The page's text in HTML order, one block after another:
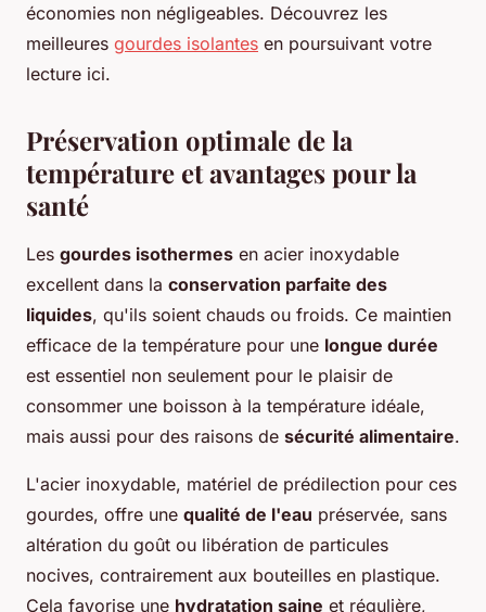
économies non négligeables. Découvrez les
meilleures gourdes isolantes en poursuivant votre
lecture ici.
Préservation optimale de la
température et avantages pour la
santé
Les gourdes isothermes en acier inoxydable
excellent dans la conservation parfaite des
liquides, qu'ils soient chauds ou froids. Ce maintien
efficace de la température pour une longue durée
est essentiel non seulement pour le plaisir de
consommer une boisson à la température idéale,
mais aussi pour des raisons de sécurité alimentaire.
L'acier inoxydable, matériel de prédilection pour ces
gourdes, offre une qualité de l'eau préservée, sans
altération du goût ou libération de particules
nocives, contrairement aux bouteilles en plastique.
Cela favorise une hydratation saine et régulière,